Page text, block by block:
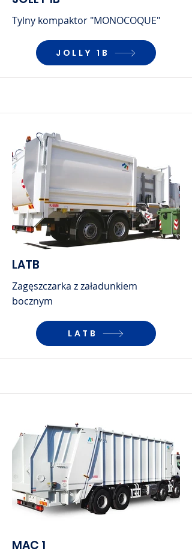
Tylny kompaktor "MONOCOQUE"
JOLLY 1B
LATB
Zagęszczarka z załadunkiem
bocznym
LATB
MAC 1